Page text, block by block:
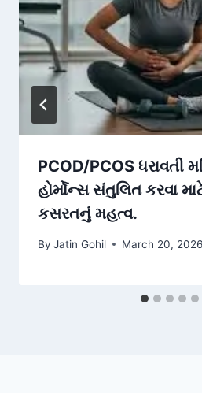
PCOD/PCOS ધરાવતી
હોર્મોન્સ સંતુલિત કરવા
કસરતનું મહત્વ.
By Jatin Gohil March 20, 2026